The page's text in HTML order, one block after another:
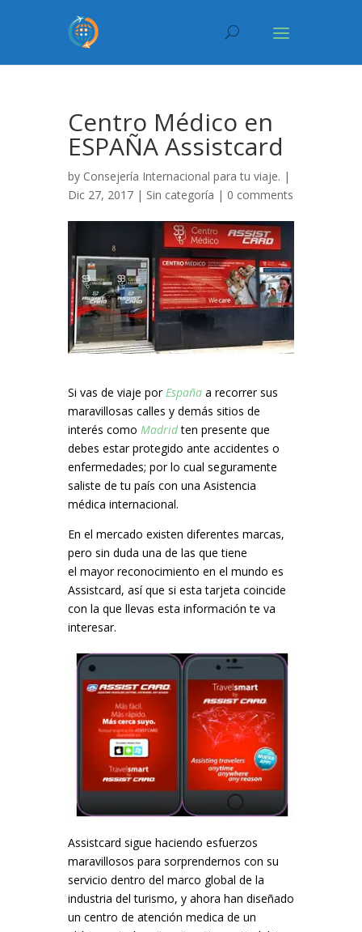
Centro Médico en
ESPAÑA Assistcard
by Consejería Internacional para tu viaje. |
Dic 27, 2017 | Sin categoría | 0 comments
Si vas de viaje porEspaña a recorrer sus
maravillosas calles y demás sitios de
interés como Madridten presente que
debes estar protegido ante accidentes o
enfermedades; por lo cual seguramente
saliste de tu país con una Asistencia
médica internacional.
En el mercado existen diferentes marcas,
pero sin duda una de las que tiene
el mayor reconocimiento en el mundo es
Assistcard, así que si esta tarjeta coincide
con la que llevas esta información te va
interesar.
Assistcard sigue haciendo esfuerzos
maravillosos para sorprendernos con su
servicio dentro del marco global de la
industria del turismo, y ahora han diseñado
un centro de atención medica de un